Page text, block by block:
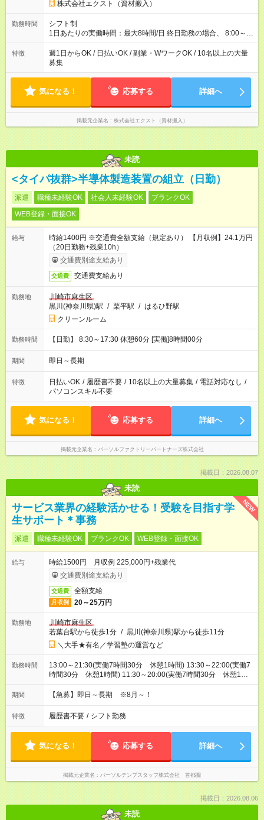
株式会社エクスト（資材搬入）
勤務時間
シフト制
1日あたりの実働時間：最大8時間/日 終日勤務の場合、 8:00～
17:00（休憩2時間）ではありますが、 やり切りで作業終了のた
め、早く終わったらそのまま帰宅可能です。 早く終わっても1現
場日給1万円を保証しています。 1日あたりの平均作業時間：4.5
時間 シフト制のため、働きたい曜日にシフトを入れて働くこと
が可能です。 週1日～OKです。
特徴
週1日からOK / 日払いOK / 副業・WワークOK / 10名以上の大量
募集
気になる！ 応募する 詳細へ
掲載元企業名 株式会社エクスト（資材搬入）
未読
<タイパ抜群>半導体製造装置の組立（日勤）
派遣 職種未経験OK 社会人未経験OK
ブランクOK
WEB登録・面接OK
給与
時給1400円 ※交通費全額支給（規定あり） 【月収例】24.1万円
（20日勤務+残業10h）
交通費別途支給あり
交通費 交通費支給あり
勤務地
川崎市麻生区
黒川(神奈川県)駅 / 栗平駅 / はるひ野駅
クリーンルーム
勤務時間 【日勤】 8:30～17:30 休憩60分 [実働]8時間00分
期間 即日～長期
特徴 日払いOK / 履歴書不要 / 10名以上の大量募集 / 電話対応なし /
パソコンスキル不要
気になる！ 応募する 詳細へ
掲載元企業名 パーソルファクトリーパートナーズ株式会社
掲載日：2026.08.07
未読
NEW
サービス業界の経験活かせる！受験を目指す学
生サポート＊事務
派遣 職種未経験OK ブランクOK WEB登録・面接OK
給与
時給1500円 月収例 225,000円+残業代
交通費別途支給あり
交通費 全額支給
月収例 20～25万円
勤務地
川崎市麻生区
若葉台駅から徒歩1分 / 黒川(神奈川県)駅から徒歩11分
＼大手★有名／学習塾の運営など
勤務時間
13:00～21:30(実働7時間30分 休憩1時間) 13:30～22:00(実働7
時間30分 休憩1時間) 11:30～20:00(実働7時間30分 休憩1時
間) ※日曜と特別講習期間（夏冬）8:00～16:30もしくは11:30～
20:30
期間 【急募】即日～長期 ※8月～！
特徴 履歴書不要 / シフト勤務
気になる！ 応募する 詳細へ
掲載元企業名 パーソルテンプスタッフ株式会社 首都圏
掲載日：2026.08.06
未読